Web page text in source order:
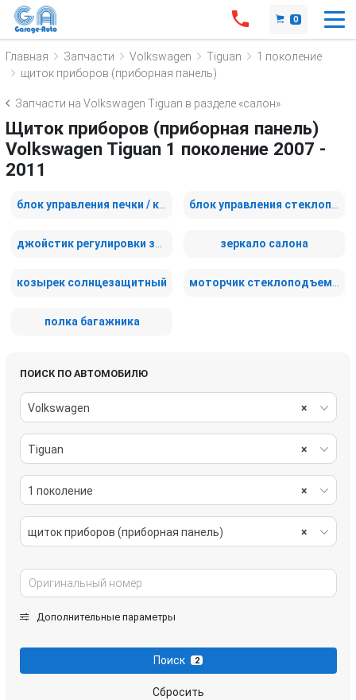
0
Главная Запчасти Volkswagen Tiguan
1 поколение
щиток приборов (приборная панель)
Запчасти на Volkswagen Tiguan в разделе «салон»
Щиток приборов (приборная панель)
Volkswagen Tiguan 1 поколение 2007 -
2011
зеркало салона
козырек солнцезащитный
полка багажника
ПОИСК ПО АВТОМОБИЛЮ
×
Volkswagen
×
Tiguan
×
1 поколение
×
щиток приборов (приборная панель)
Дополнительные параметры
Поиск 2
Сбросить